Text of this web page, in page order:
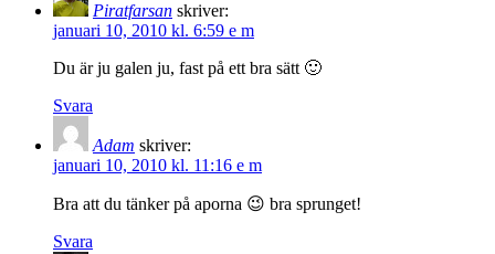
Piratfarsan skriver:
januari 10, 2010 kl. 6:59 e m
Du är ju galen ju, fast på ett bra sätt 🙂
Svara
Adam skriver:
januari 10, 2010 kl. 11:16 e m
Bra att du tänker på aporna 😉 bra sprunget!
Svara